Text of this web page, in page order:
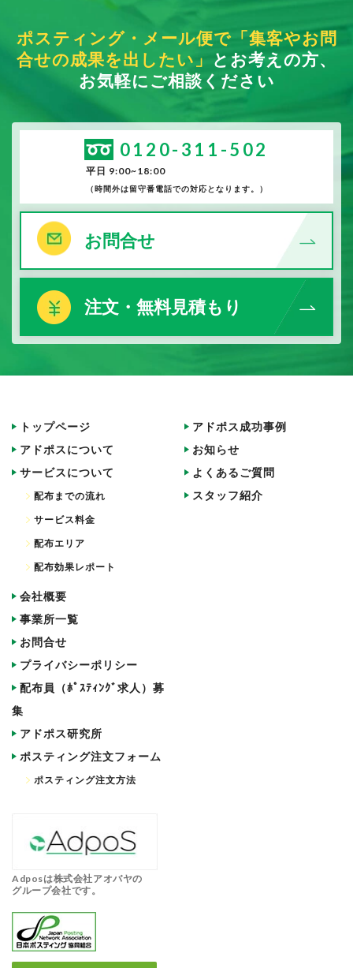
ポスティング・メール便で「集客やお問
合せの成果を出したい」 とお考えの方、
お気軽にご相談ください
0120-311-502
平日 9:00~18:00
（時間外は留守番電話での対応となります。）
お問合せ
注文・無料見積もり
トップページ
アドポスについて
サービスについて
配布までの流れ
サービス料金
配布エリア
配布効果レポート
アドポス成功事例
お知らせ
よくあるご質問
スタッフ紹介
会社概要
事業所一覧
お問合せ
プライバシーポリシー
配布員（ﾎﾟｽﾃｨﾝｸﾞ求人）募
集
アドポス研究所
ポスティング注文フォーム
ポスティング注文方法
Adposは株式会社アオバヤの
グループ会社です。